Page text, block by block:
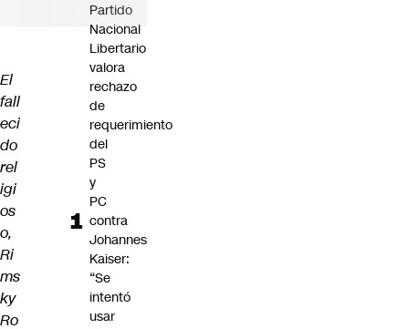
El
fall
eci
do
rel
igi
os
o,
Ri
ms
ky
Ro
Partido
Nacional
Libertario
valora
rechazo
de
requerimiento
del
PS
y
PC
contra
Johannes
Kaiser:
“Se
intentó
usar